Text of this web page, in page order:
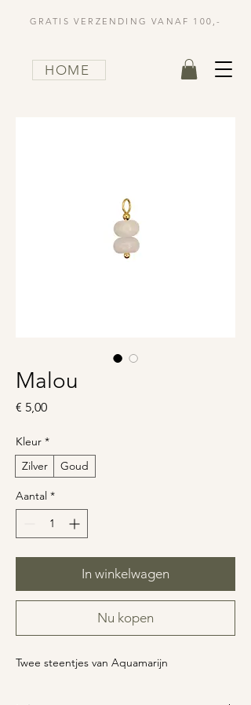
GRATIS VERZENDING VANAF 100,-
HOME
Malou
€ 5,00Prijs
Kleur *
Zilver
Goud
Aantal *
In winkelwagen
Nu kopen
Twee steentjes van Aquamarijn